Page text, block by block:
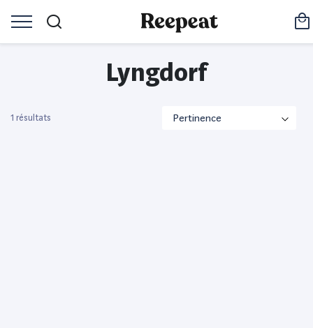
Lyngdorf
1 résultats